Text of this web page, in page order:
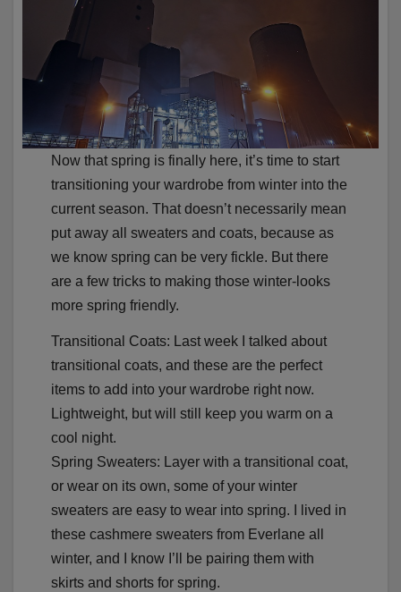
Now that spring is finally here, it’s time to start
transitioning your wardrobe from winter into the
current season. That doesn’t necessarily mean
put away all sweaters and coats, because as
we know spring can be very fickle. But there
are a few tricks to making those winter-looks
more spring friendly.
Transitional Coats: Last week I talked about
transitional coats, and these are the perfect
items to add into your wardrobe right now.
Lightweight, but will still keep you warm on a
cool night.
Spring Sweaters: Layer with a transitional coat,
or wear on its own, some of your winter
sweaters are easy to wear into spring. I lived in
these cashmere sweaters from Everlane all
winter, and I know I’ll be pairing them with
skirts and shorts for spring.